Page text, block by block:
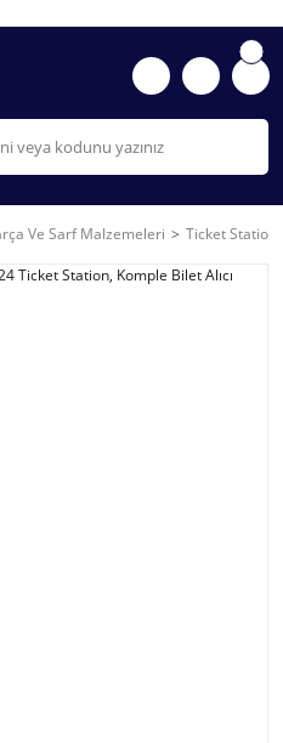
Ve Sarf Malzemeleri Ticket